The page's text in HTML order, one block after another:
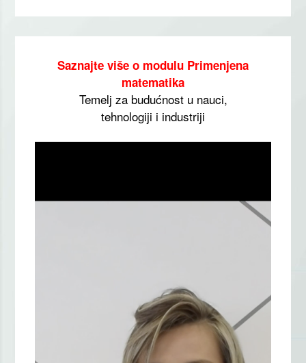
Saznajte više o modulu Primenjena
matematika
Temelj za budućnost u nauci,
tehnologiji i industriji